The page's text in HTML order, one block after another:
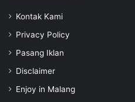
Kontak Kami
Privacy Policy
Pasang Iklan
Disclaimer
Enjoy in Malang